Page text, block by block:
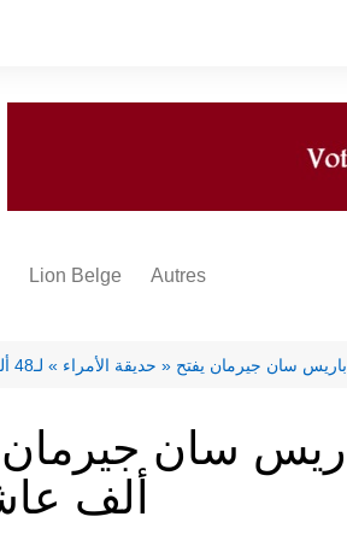
Lion Belge
Infos
Sponsoring
Autres
باريس سان جيرمان يفتح « حديقة الأمراء » لـ48 ألف عاشق في ليلة الحسم الأوروبية
ألف